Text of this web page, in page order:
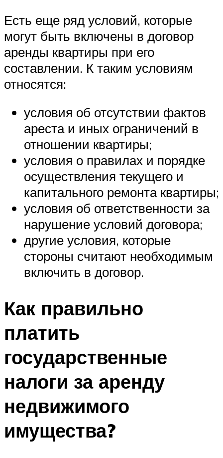
Есть еще ряд условий, которые
могут быть включены в договор
аренды квартиры при его
составлении. К таким условиям
относятся:
условия об отсутствии фактов
ареста и иных ограничений в
отношении квартиры;
условия о правилах и порядке
осуществления текущего и
капитального ремонта квартиры;
условия об ответственности за
нарушение условий договора;
другие условия, которые
стороны считают необходимым
включить в договор.
Как правильно
платить
государственные
налоги за аренду
недвижимого
имущества?